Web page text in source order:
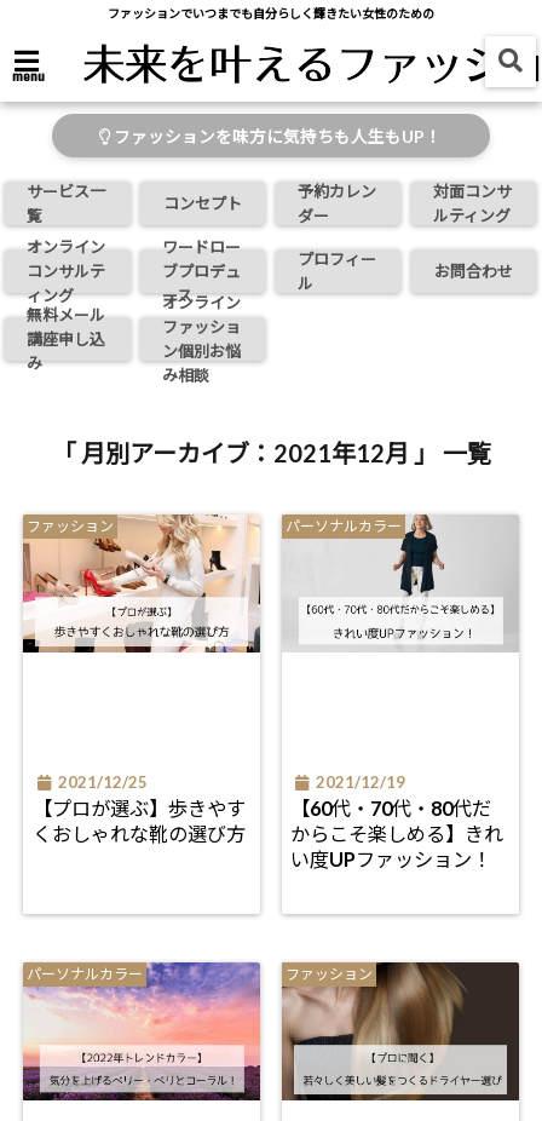
ファッションでいつまでも自分らしく輝きたい女性のための
menu
ファッションを味方に気持ちも人生もUP！
サービス一
覧
コンセプト
予約カレン
ダー
対面コンサ
ルティング
オンライン
コンサルテ
ィング
ワードロー
ブプロデュ
ース
プロフィー
ル
お問合わせ
無料メール
講座申し込
み
オンライン
ファッショ
ン個別お悩
み相談
「 月別アーカイブ：2021年12月 」 一覧
ファッション
2021/12/25
【プロが選ぶ】歩きやす
くおしゃれな靴の選び方
パーソナルカラー
2021/12/19
【60代・70代・80代だ
からこそ楽しめる】きれ
い度UPファッション！
パーソナルカラー ファッション